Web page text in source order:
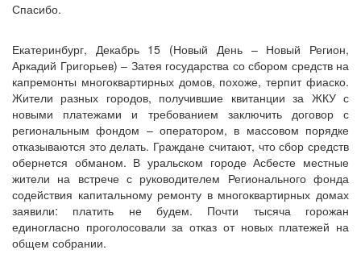
Спасибо.
Екатеринбург, Декабрь 15 (Новый День – Новый Регион,
Аркадий Григорьев) – Затея государства со сбором средств на
капремонты многоквартирных домов, похоже, терпит фиаско.
Жители разных городов, получившие квитанции за ЖКУ с
новыми платежами и требованием заключить договор с
региональным фондом – оператором, в массовом порядке
отказываются это делать. Граждане считают, что сбор средств
обернется обманом. В уральском городе Асбесте местные
жители на встрече с руководителем Регионального фонда
содействия капитальному ремонту в многоквартирных домах
заявили: платить не будем. Почти тысяча горожан
единогласно проголосовали за отказ от новых платежей на
общем собрании.